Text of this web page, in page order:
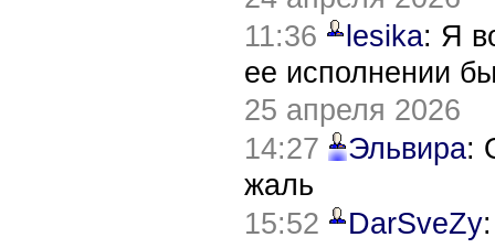
11:36
lesika: Я
ее исполнении
25 апреля 2026
14:27
Эльвира:
жаль
15:52
DarSveZy